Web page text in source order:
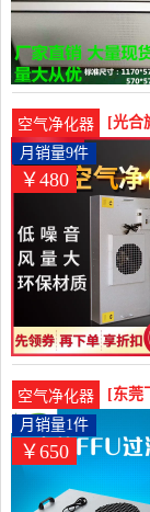
空气净化器
[光合
单元
￥480
月销量9件
空气净化器
[东莞
厂实
￥650
月销量1件